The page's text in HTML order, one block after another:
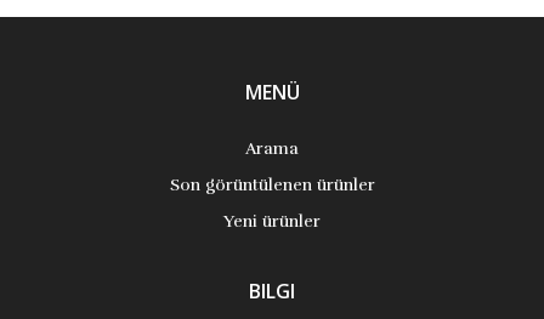
MENÜ
Arama
Son görüntülenen ürünler
Yeni ürünler
BILGI